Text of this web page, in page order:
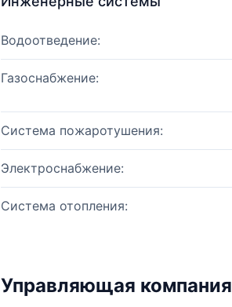
Водоотведение:
Газоснабжение:
Система пожаротушения:
Электроснабжение:
Система отопления:
Управляющая компания